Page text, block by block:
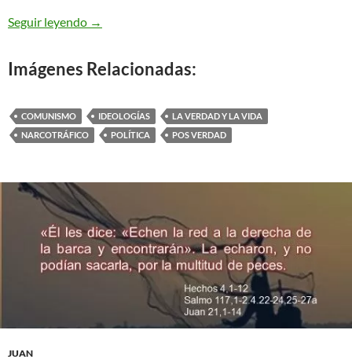
Seguir leyendo Pos verdad, corrupción y crimen
→
Imágenes Relacionadas:
COMUNISMO IDEOLOGÍAS
LA VERDAD Y LA VIDA
NARCOTRÁFICO
POLÍTICA POS VERDAD
JUAN